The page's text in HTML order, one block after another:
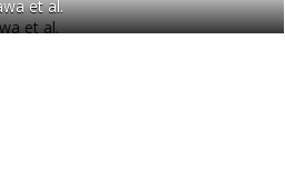
et al.